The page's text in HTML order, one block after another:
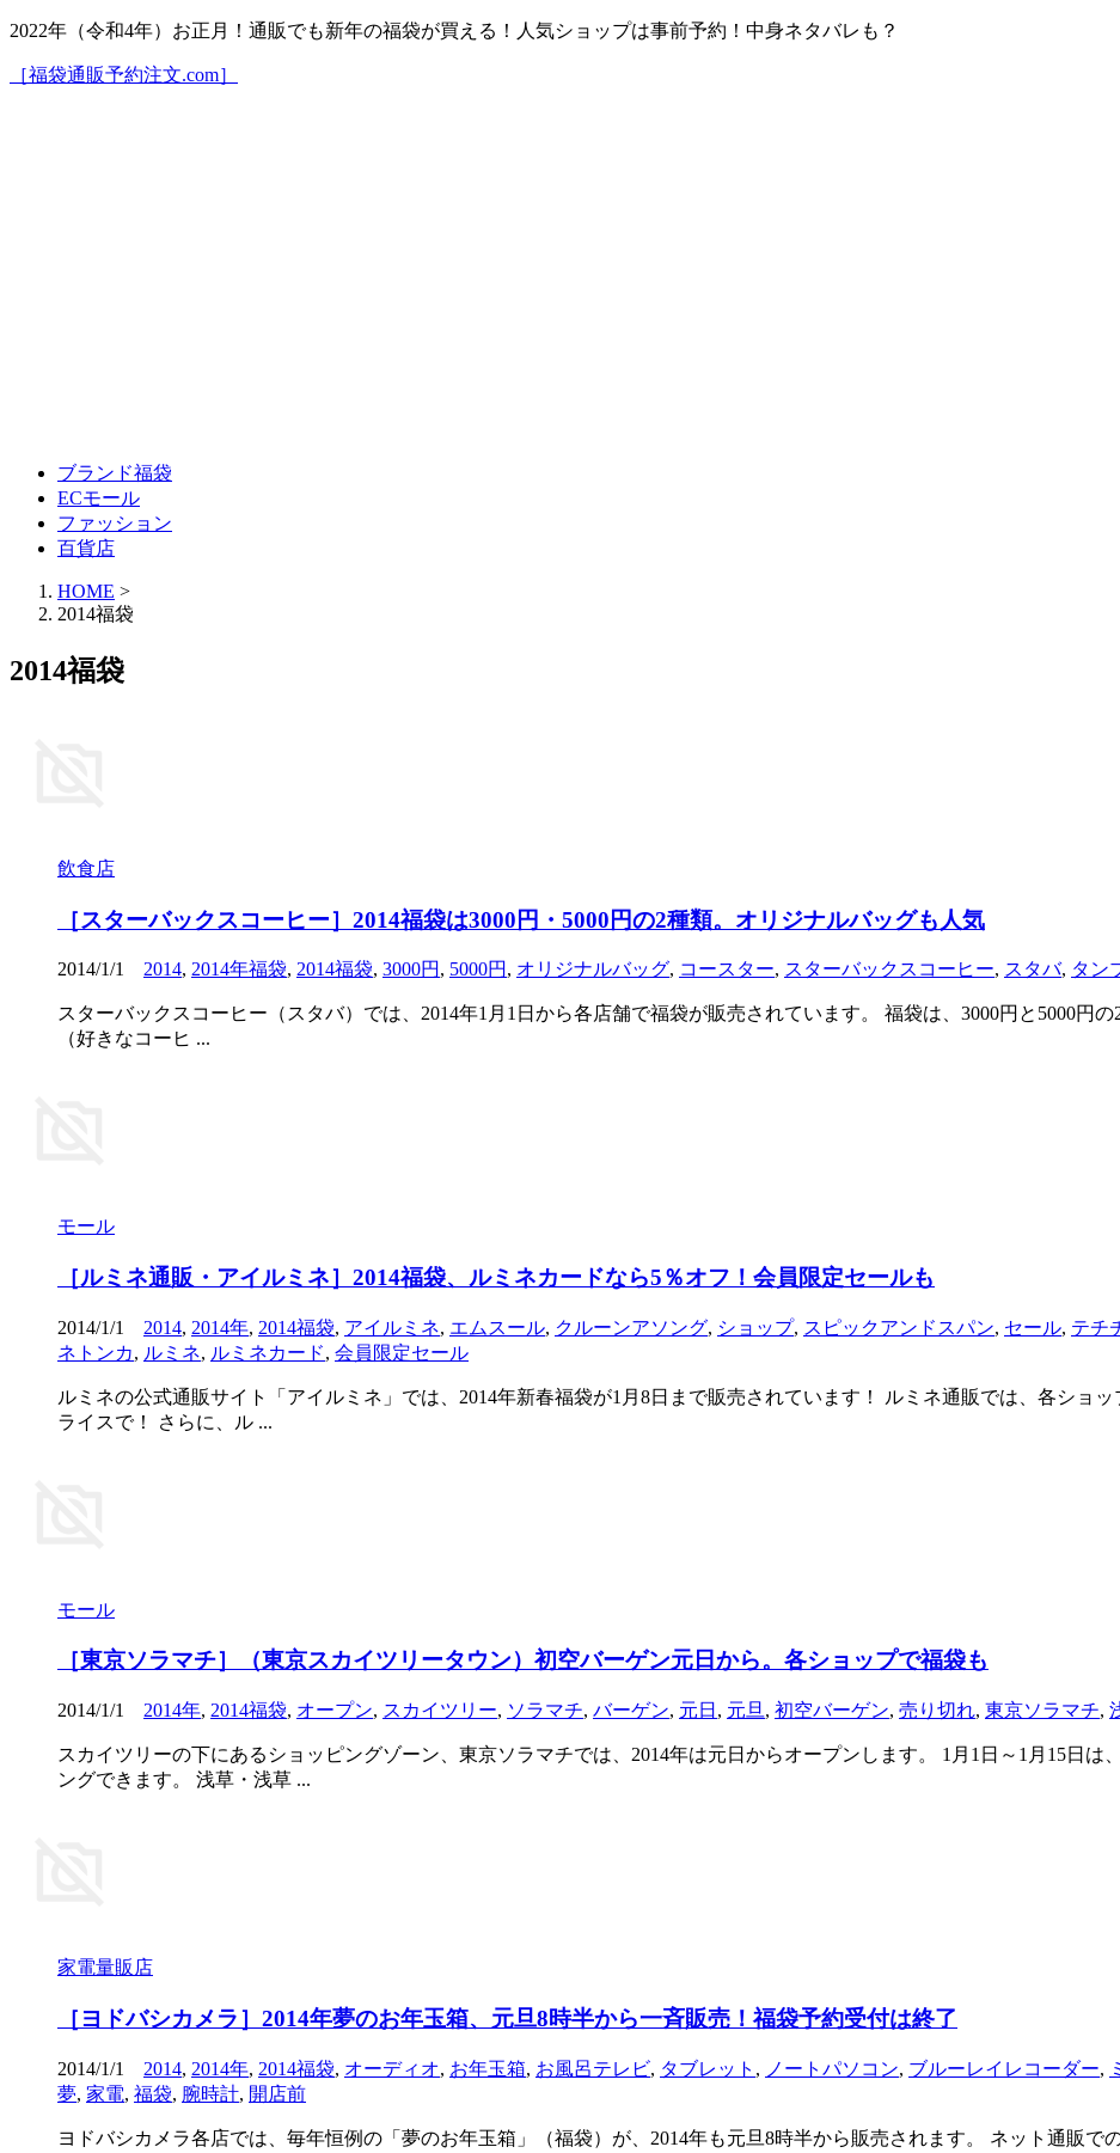
2022年（令和4年）お正月！通販でも新年の福袋が買える！人気ショップは事前予約！中身ネタバレも？
［福袋通販予約注文.com］
ブランド福袋
ECモール
ファッション
百貨店
HOME >
2014福袋
2014福袋
飲食店
［スターバックスコーヒー］2014福袋は3000円・5000円の2種類。オリジナルバッグも人気
2014/1/1 2014, 2014年福袋, 2014福袋, 3000円 , 5000円 , オリジナルバッグ, コースター, スターバックスコーヒー, スタバ, タン
スターバックスコーヒー（スタバ）では、2014年1月1日から各店舗で福袋が販売されています。 福袋は、3000円と5000円
（好きなコーヒ ...
モール
［ルミネ通販・アイルミネ］2014福袋、ルミネカードなら5％オフ！会員限定セールも
2014/1/1 2014, 2014年, 2014福袋, アイルミネ, エムスール, クルーンアソング, ショップ, スピックアンドスパン, セール, テチ
ネトンカ, ルミネ, ルミネカード, 会員限定セール
ルミネの公式通販サイト「アイルミネ」では、2014年新春福袋が1月8日まで販売されています！ ルミネ通販では、各ショ
ライスで！ さらに、ル ...
モール
［東京ソラマチ］（東京スカイツリータウン）初空バーゲン元日から。各ショップで福袋も
2014/1/1 2014年, 2014福袋, オープン, スカイツリー, ソラマチ, バーゲン, 元日 , 元旦 , 初空バーゲン, 売り切れ, 東京ソラマチ,
スカイツリーの下にあるショッピングゾーン、東京ソラマチでは、2014年は元日からオープンします。 1月1日～1月15日
ングできます。 浅草・浅草 ...
家電量販店
［ヨドバシカメラ］2014年夢のお年玉箱、元旦8時半から一斉販売！福袋予約受付は終了
2014/1/1 2014, 2014年, 2014福袋, オーディオ, お年玉箱, お風呂テレビ, タブレット , ノートパソコン, ブルーレイレコーダー,
夢, 家電, 福袋, 腕時計, 開店前
ヨドバシカメラ各店では、毎年恒例の「夢のお年玉箱」（福袋）が、2014年も元旦8時半から販売されます。 ネット通販